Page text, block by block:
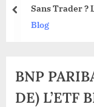
Sans Trader ?
Blog
prev
BNP
DE) L’ETF